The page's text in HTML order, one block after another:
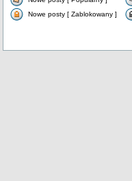
Nowe posty [ Zablokowany ]